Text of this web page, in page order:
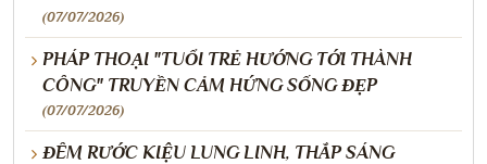
(07/07/2026)
PHÁP THOẠI "TUỔI TRẺ HƯỚNG TỚI THÀNH
CÔNG" TRUYỀN CẢM HỨNG SỐNG ĐẸP
(07/07/2026)
ĐÊM RƯỚC KIỆU LUNG LINH, THẮP SÁNG